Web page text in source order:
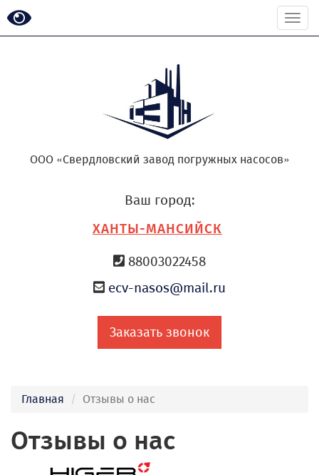
ООО «Свердловский завод погружных насосов»
Ваш город:
ХАНТЫ-МАНСИЙСК
88003022458
ecv-nasos@mail.ru
Заказать звонок
Главная Отзывы о нас
Отзывы о нас